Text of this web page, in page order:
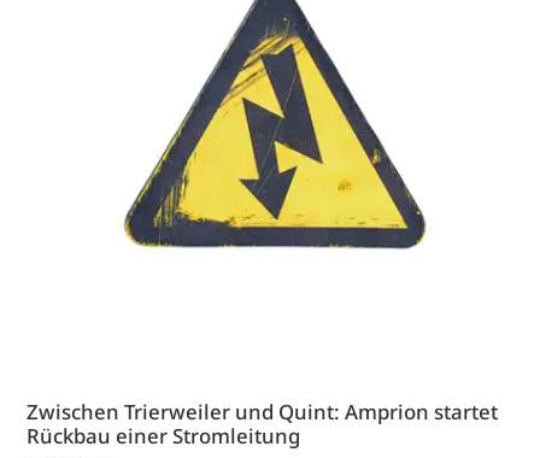
Zwischen Trierweiler und Quint: Amprion startet
Rückbau einer Stromleitung